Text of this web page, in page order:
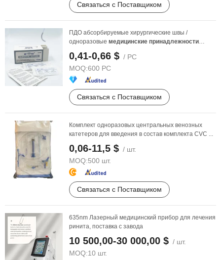
Связаться с Поставщиком
ПДО абсорбируемые хирургические швы /
одноразовые медицинские принадлежности
высокой прочности, ...
0,41-0,66 $ / PC
MOQ:600 PC
Связаться с Поставщиком
Комплект одноразовых центральных венозных
катетеров для введения в состав комплекта CVC ...
0,06-11,5 $ / шт.
MOQ:500 шт.
Связаться с Поставщиком
635nm Лазерный медицинский прибор для лечения
ринита, поставка с завода
10 500,00-30 000,00 $ / шт.
MOQ:10 шт.